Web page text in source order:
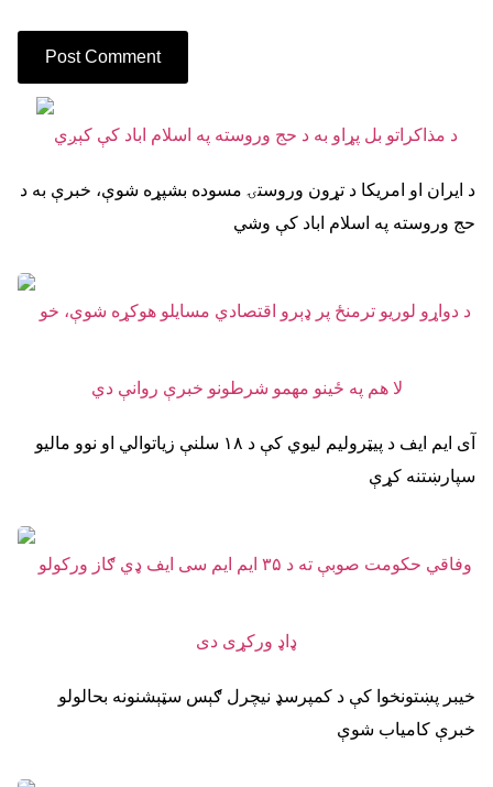
د ایران او امریکا د تړون وروستۍ مسوده بشپړه شوې، خبرې به د
حج وروسته په اسلام اباد کې وشي
آی ایم ایف د پیټرولیم لیوي کې د ۱۸ سلنې زیاتوالي او نوو مالیو
سپارښتنه کړې
خیبر پښتونخوا کې د کمپرسډ نیچرل ګېس سټېشنونه بحالولو
خبرې کامیاب شوې